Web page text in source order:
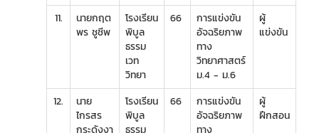
11.
นายกฤต
พร ชูชีพ
โรงเรียน
พิบูล
ธรรม
เวท
วิทยา
66
การแข่งขัน
อัจฉริยภาพ
ทาง
วิทยาศาสตร์
ม.4 - ม.6
ผู้
แข่งขัน
12.
นาย
ไกรสร
กระดังงา
โรงเรียน
พิบูล
ธรรม
66
การแข่งขัน
อัจฉริยภาพ
ทาง
ผู้
ฝึกสอน